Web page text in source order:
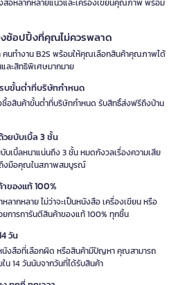
สือหลากหลายแนวและเครื่องเขียนคุณภาพ พร้อม
งช้อปปิ้งที่คุณไม่ควรพลาด
คนทำงาน B2S พร้อมให้คุณเลือกสินค้าคุณภาพได้
ละสิทธิพิเศษมากมาย
บขั้นต่ำที่บริษัทกำหนด
อสินค้าขั้นต่ำที่บริษัทกำหนด รับสิทธิ์ส่งฟรีถึงบ้าน
ยบับเบิ้ล 3 ชั้น
เบิ้ลหนาแน่นถึง 3 ชั้น หมดกังวลเรื่องความเสีย
งมือคุณในสภาพสมบูรณ์
ของแท้ 100%
ากหลาย ไม่ว่าจะเป็นหนังสือ เครื่องเขียน หรือ
การการันตีสินค้าของแท้ 100% ทุกชิ้น
วัน
หนังสือที่เลือกผิด หรือสินค้ามีปัญหา คุณสามารถ
น 14 วันนับจากวันที่ได้รับสินค้า